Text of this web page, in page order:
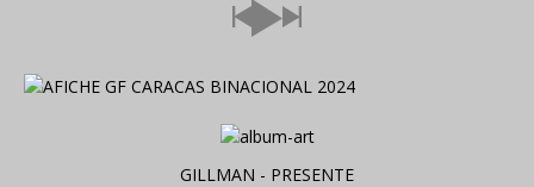
GILLMAN - PRESENTE